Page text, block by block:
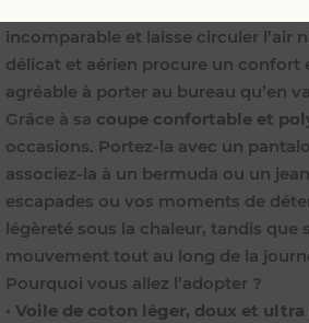
voile de
incomparable et laisse circuler l’air
délicat et aérien procure un confort
agréable à porter au bureau qu’en
Grâce à sa coupe confortable et
occasions. Portez-la avec un
associez-la à un bermuda ou un
escapades ou vos moments de
légèreté sous la chaleur, tandis
mouvement tout au long de la
Pourquoi vous allez l’adopter ?
•Voile de coton léger, doux et ultra